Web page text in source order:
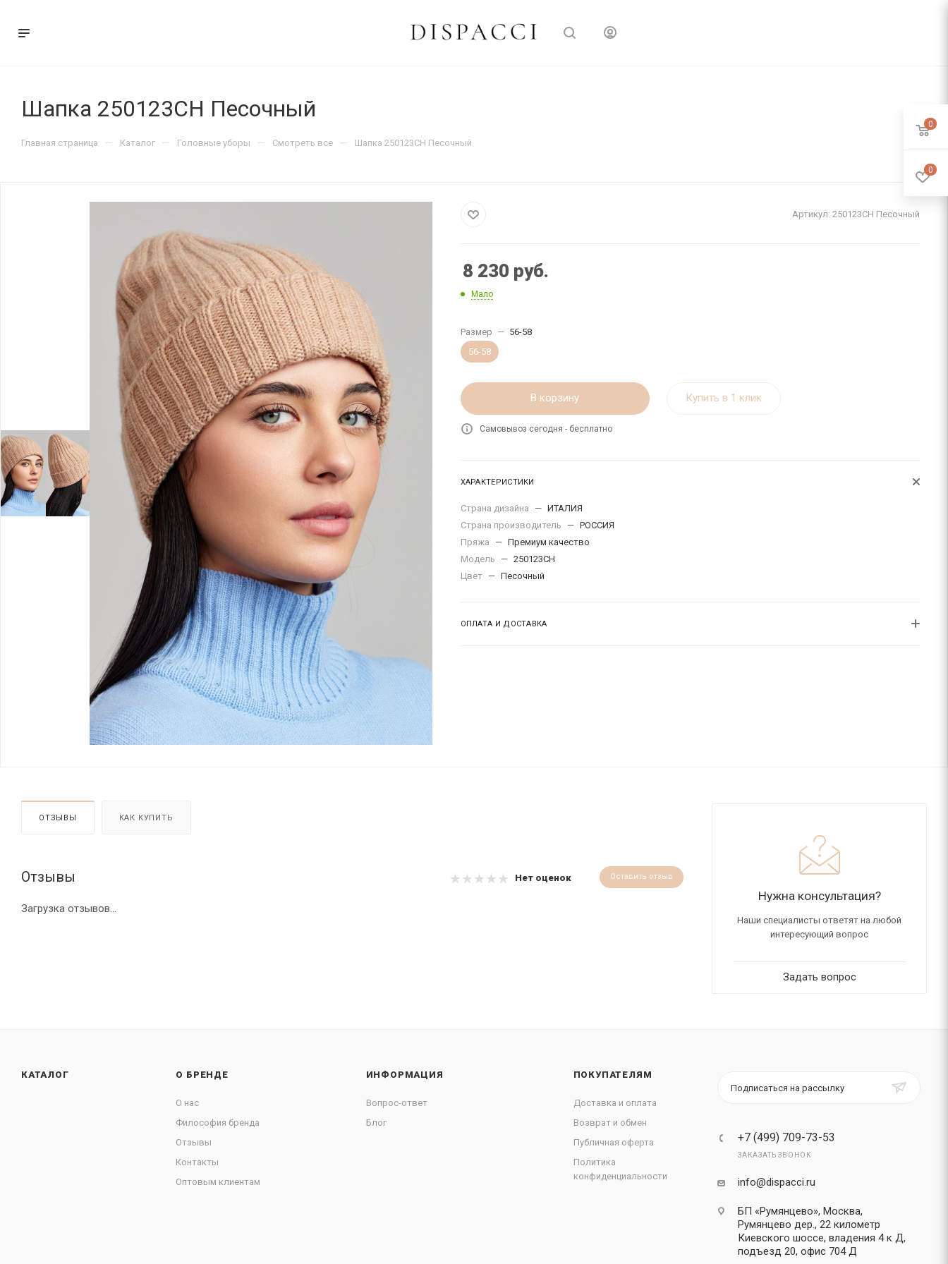
Шапка 250123CH Песочный
Главная страница — Каталог — Головные уборы — Смотреть все — Шапка 250123CH Песочный
Артикул: 250123CH Песочный
8 230 руб.
Мало
Размер — 56-58
56-58
В корзину Купить в 1 клик
Самовывоз сегодня - бесплатно
ХАРАКТЕРИСТИКИ
Страна дизайна — ИТАЛИЯ
Страна производитель
— РОССИЯ
Пряжа
— Премиум качество
Модель
— 250123CH
Цвет — Песочный
ОПЛАТА И ДОСТАВКА
ОТЗЫВЫ КАК КУПИТЬ
Отзывы Нет оценок Оставить отзыв
Загрузка отзывов...
Нужна консультация?
Наши специалисты ответят на любой
интересующий вопрос
Задать вопрос
КАТАЛОГ О БРЕНДЕ
О нас
Философия бренда
Отзывы
Контакты
Оптовым клиентам
ИНФОРМАЦИЯ
Вопрос-ответ
Блог
ПОКУПАТЕЛЯМ
Доставка и оплата
Возврат и обмен
Публичная оферта
Политика
конфиденциальности
Подписаться на рассылку
+7 (499) 709-73-53
ЗАКАЗАТЬ ЗВОНОК
info@dispacci.ru
БП «Румянцево», Москва,
Румянцево дер., 22 километр
Киевского шоссе, владения 4 к Д,
подъезд 20, офис 704 Д
0
0